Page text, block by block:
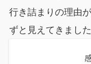
行き詰まりの理由
ずと見えてきました